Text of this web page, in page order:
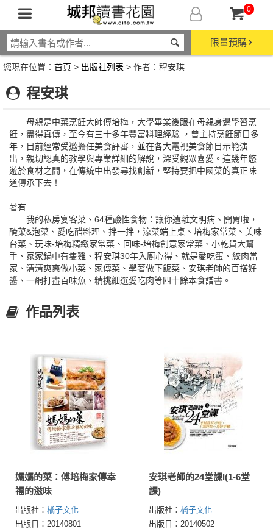
0
限量預購
您現在位置： 首頁 > 出版社列表 > 作者：程安琪
程安琪
母親是中菜烹飪大師傅培梅，大學畢業後跟在母親身邊學習烹
飪，盡得真傳，至今有三十多年豐富料理經驗 ，曾主持烹飪節目多
年，目前經常受邀擔任美食評審，並在各大電視美食節目示範演
出，親切認真的教學與專業詳細的解說，深受觀眾喜愛。這幾年悠
遊於食材之間，在傳統中出發尋找創新，堅持要把中國菜的真正味
道傳承下去！
著有
我的私房宴客菜、64種鹼性食物：讓你遠離文明病、開胃啦，
醃菜&泡菜、愛吃醋料理、拌一拌，涼菜端上桌、培梅家常菜、美味
台菜、玩味-培梅精緻家常菜、回味-培梅創意家常菜、小乾貨大幫
手、家家鍋中有隻雞、程安琪30年入廚心得、就是愛吃蛋、絞肉當
家、清清爽爽做小菜、家傳菜、學著做下飯菜、安琪老師的百搭好
醬、一網打盡百味魚、精挑細選愛吃肉等四十餘本食譜書。
作品列表
媽媽的菜：傅培梅家傳幸
福的滋味
出版社： 橘子文化
出版日：20140801
安琪老師的24堂課I(1-6堂
課)
出版社： 橘子文化
出版日：20140502